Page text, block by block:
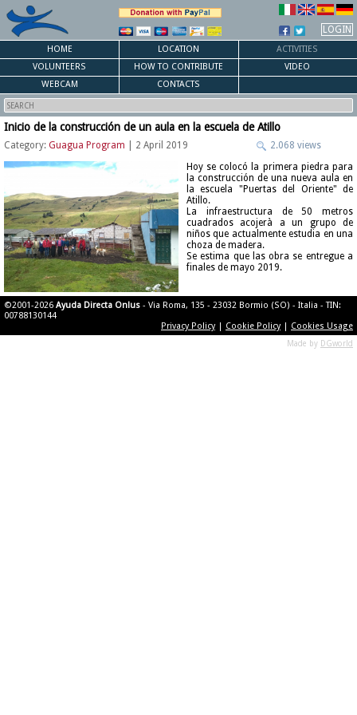
LOGIN
HOME LOCATION
ACTIVITIES
VOLUNTEERS
HOW TO CONTRIBUTE
VIDEO
WEBCAM
CONTACTS
Inicio de la construcción de un aula en la escuela de Atillo
Category: Guagua Program | 2 April 2019
2.068 views
Hoy se colocó la primera piedra para
la construcción de una nueva aula en
la escuela "Puertas del Oriente" de
Atillo.
La infraestructura de 50 metros
cuadrados acojerà a un grupo de
niños que actualmente estudia en una
choza de madera.
Se estima que las obra se entregue a
finales de mayo 2019.
©2001-2026 Ayuda Directa Onlus - Via Roma, 135 - 23032 Bormio (SO) - Italia - TIN:
00788130144
Privacy Policy| Cookie Policy| Cookies Usage
Made by DGworld